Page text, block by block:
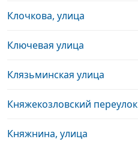
Клочкова, улица
Ключевая улица
Клязьминская улица
Княжекозловский переулок
Княжнина, улица